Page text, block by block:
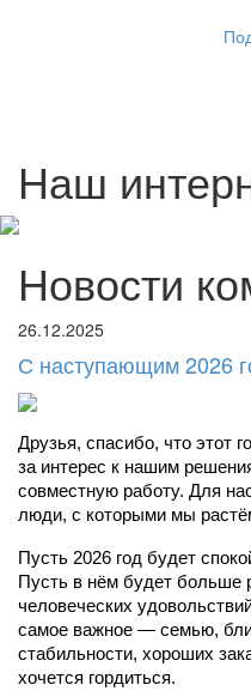
Наш
Новости
26.12.2025
С наступающим 2026
Друзья, спасибо, что этот
за интерес к нашим
совместную работу. Для
люди, с которыми мы
Пусть 2026 год будет
Пусть в нём будет больше
человеческих
самое важное — семью,
стабильности, хороших
хочется гордиться.